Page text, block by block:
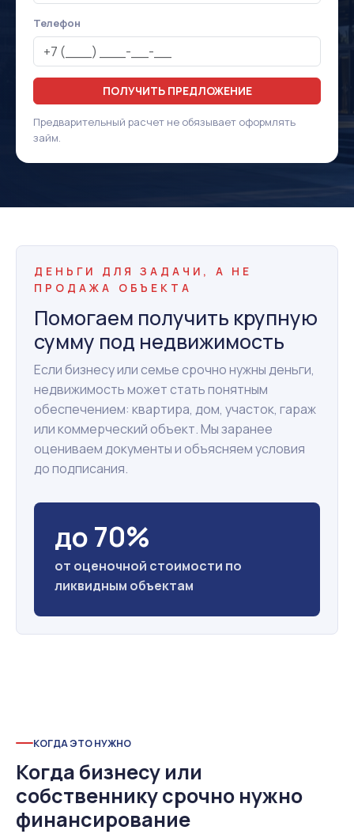
Телефон
ПОЛУЧИТЬ ПРЕДЛОЖЕНИЕ
Предварительный расчет не обязывает оформлять
займ.
ДЕНЬГИ ДЛЯ ЗАДАЧИ, А НЕ
ПРОДАЖА ОБЪЕКТА
Помогаем получить крупную
сумму под недвижимость
Если бизнесу или семье срочно нужны деньги,
недвижимость может стать понятным
обеспечением: квартира, дом, участок, гараж
или коммерческий объект. Мы заранее
оцениваем документы и объясняем условия
до подписания.
до 70%
от оценочной стоимости по
ликвидным объектам
КОГДА ЭТО НУЖНО
Когда бизнесу или
собственнику срочно нужно
финансирование